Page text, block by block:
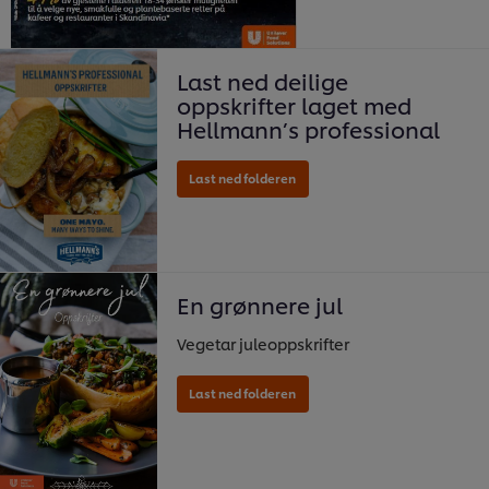
Last ner folderen!
Last ned deilige
oppskrifter laget med
Hellmann’s professional
En grønnere jul
Vegetar juleoppskrifter